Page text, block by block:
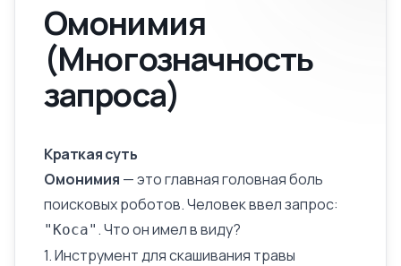
Омонимия
(Многозначность
запроса)
Краткая суть
Омонимия — это главная головная боль
поисковых роботов. Человек ввел запрос:
"Коса" . Что он имел в виду?
1. Инструмент для скашивания травы